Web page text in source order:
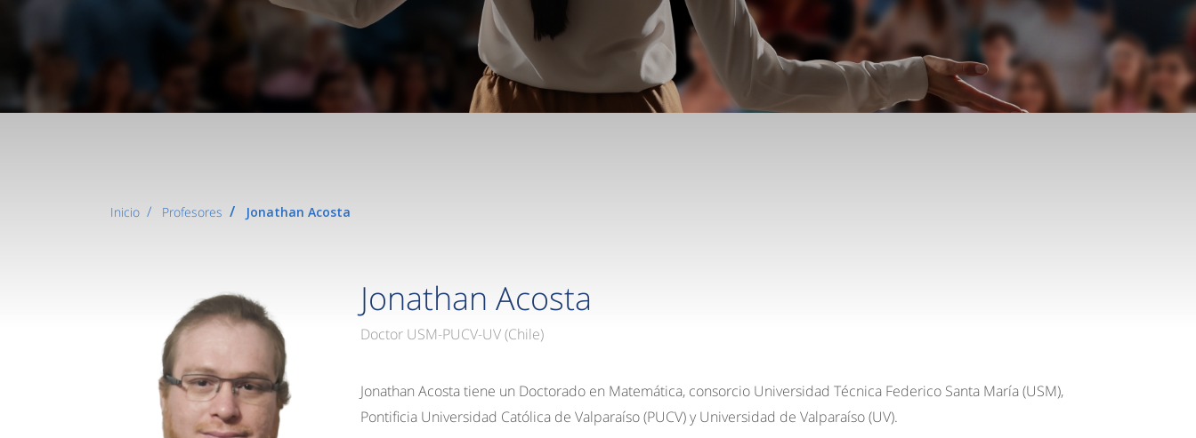
Inicio Profesores Jonathan Acosta
Jonathan Acosta
Doctor USM-PUCV-UV (Chile)
Jonathan Acosta tiene un Doctorado en Matemática, consorcio Universidad Técnica Federico Santa María (USM),
Pontificia Universidad Católica de Valparaíso (PUCV) y Universidad de Valparaíso (UV).